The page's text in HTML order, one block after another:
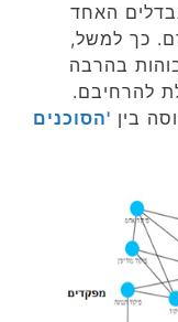
האחד
כך למשל,
בהרבה
להרחיבם.
בין 'הסוכנים